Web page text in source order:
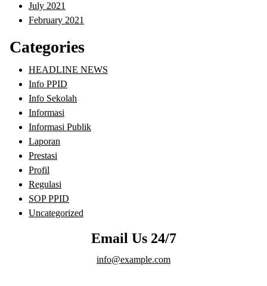
July 2021
February 2021
Categories
HEADLINE NEWS
Info PPID
Info Sekolah
Informasi
Informasi Publik
Laporan
Prestasi
Profil
Regulasi
SOP PPID
Uncategorized
Email Us 24/7
info@example.com